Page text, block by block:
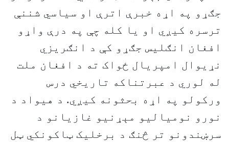
جګړو په اړه خبرې اترې او سیاسي شننې
ترسره كيږي او یا کله چې په درې واړو
افغان انګلیس جګړو کې د انګريزي
نړیوال امپریال ځواک ته د افغان ملت
له لوري د عبرتناکه تاریخي درس
وركولو په اړه بحثونه كيږي. د هیواد د
نورو نومیالیو مېړنيو غازيانو د
سرښندونو تر څنګ د برخلیک ټاکونکي ټل